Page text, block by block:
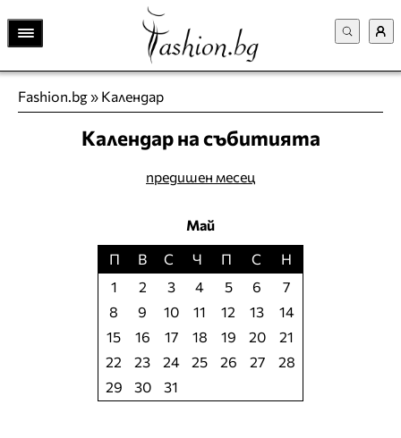
Fashion.bg» Календар
Календар на събитията
предишен месец
Май
П
В С Ч П С
Н
1
2 3 4 5 6
7
8
9 10 11 12 13
14
15
16 17 18 19 20
21
22
23 24 25 26 27
28
29
30 31